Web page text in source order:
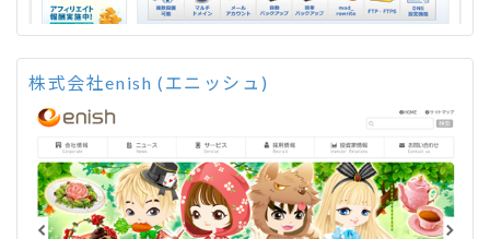
株式会社enish (エニッシュ)